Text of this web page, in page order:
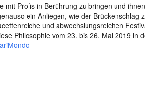
mit Profis in Berührung zu bringen und
ein Anliegen, wie der Brückenschlag
und abwechslungsreichen
Philosophie vom 23. bis 26. Mai 2019 in